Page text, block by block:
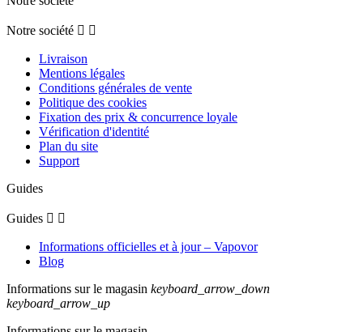
Notre société  
Livraison
Mentions légales
Conditions générales de vente
Politique des cookies
Fixation des prix & concurrence loyale
Vérification d'identité
Plan du site
Support
Guides
Guides  
Informations officielles et à jour – Vapovor
Blog
Informations sur le magasin keyboard_arrow_down
keyboard_arrow_up